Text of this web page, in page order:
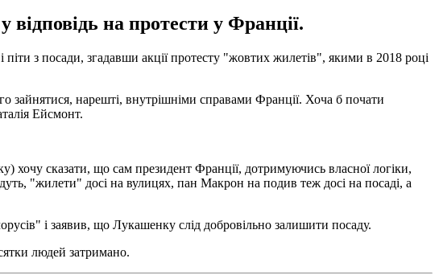
на протести у Франції.
з посади, згадавши акції протесту "жовтих жилетів", якими в 2018 році
зайнятися, нарешті, внутрішніми справами Франції. Хоча б почати
Ейсмонт.
хочу сказати, що сам президент Франції, дотримуючись власної логіки,
"жилети" досі на вулицях, пан Макрон на подив теж досі на посаді, а
і заявив, що Лукашенку слід добровільно залишити посаду.
людей затримано.